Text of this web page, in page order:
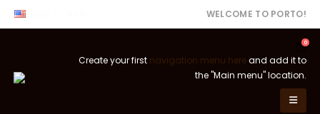
WELCOME TO PORTO!
0
Create your first navigation menu hereand add it to
the "Main menu" location.